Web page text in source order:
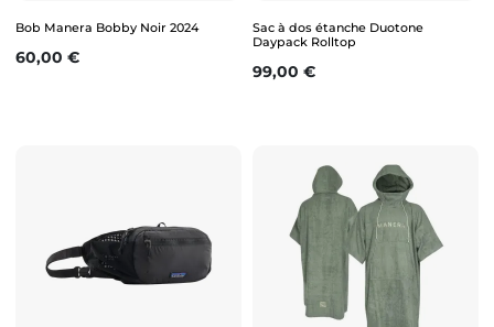
Bob Manera Bobby Noir 2024
Prix
60,00 €
Sac à dos étanche Duotone
Daypack Rolltop
Prix
99,00 €